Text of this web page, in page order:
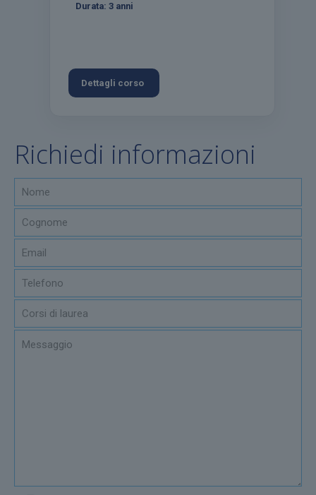
Durata: 3 anni
Dettagli corso
Richiedi informazioni